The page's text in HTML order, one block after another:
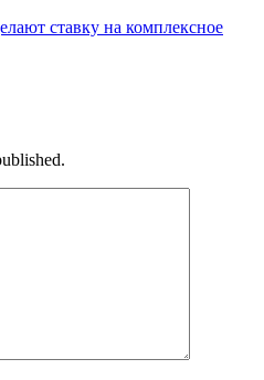
ставку на комплексное